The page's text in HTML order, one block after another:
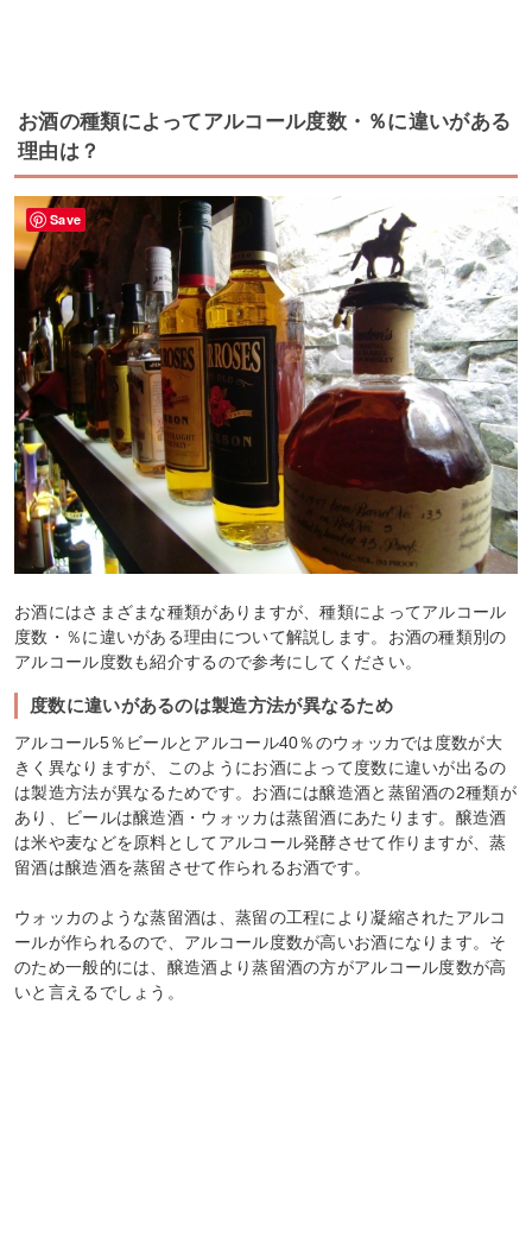
お酒の種類によってアルコール度数・％に違いがある
理由は？
お酒にはさまざまな種類がありますが、種類によってアルコール
度数・％に違いがある理由について解説します。お酒の種類別の
アルコール度数も紹介するので参考にしてください。
度数に違いがあるのは製造方法が異なるため
アルコール5％ビールとアルコール40％のウォッカでは度数が大
きく異なりますが、このようにお酒によって度数に違いが出るの
は製造方法が異なるためです。お酒には醸造酒と蒸留酒の2種類が
あり、ビールは醸造酒・ウォッカは蒸留酒にあたります。醸造酒
は米や麦などを原料としてアルコール発酵させて作りますが、蒸
留酒は醸造酒を蒸留させて作られるお酒です。
ウォッカのような蒸留酒は、蒸留の工程により凝縮されたアルコ
ールが作られるので、アルコール度数が高いお酒になります。そ
のため一般的には、醸造酒より蒸留酒の方がアルコール度数が高
いと言えるでしょう。
Save